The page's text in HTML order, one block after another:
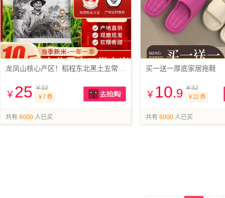
龙凤山核心产区！稻程东北黑土五常大米10斤
￥ 25 ￥32
￥7 券
共有 6000 人已买
买一送一厚底家居拖鞋
￥ 10.9 ￥32
￥22 券
共有 6000 人已买